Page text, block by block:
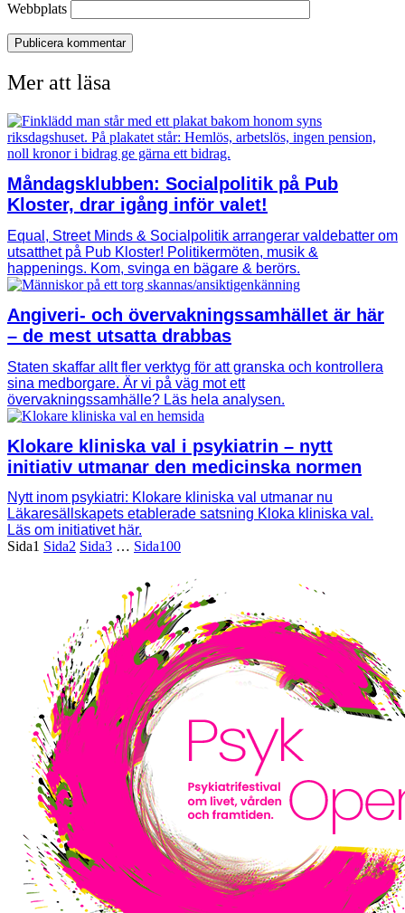
Webbplats
Mer att läsa
Måndagsklubben: Socialpolitik på Pub
Kloster, drar igång inför valet!
Equal, Street Minds & Socialpolitik arrangerar valdebatter om
utsatthet på Pub Kloster! Politikermöten, musik &
happenings. Kom, svinga en bägare & berörs.
Angiveri- och övervakningssamhället är här
– de mest utsatta drabbas
Staten skaffar allt fler verktyg för att granska och kontrollera
sina medborgare. Är vi på väg mot ett
övervakningssamhälle? Läs hela analysen.
Klokare kliniska val i psykiatrin – nytt
initiativ utmanar den medicinska normen
Nytt inom psykiatri: Klokare kliniska val utmanar nu
Läkaresällskapets etablerade satsning Kloka kliniska val.
Läs om initiativet här.
Sida1 Sida2 Sida3 … Sida100